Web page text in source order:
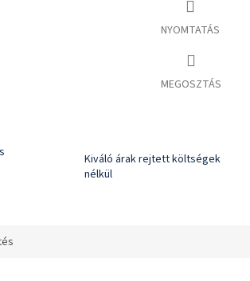
NYOMTATÁS
MEGOSZTÁS
Kiváló árak rejtett költségek
nélkül